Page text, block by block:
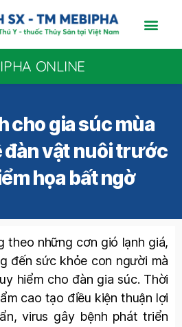
ONLINE
cho gia súc mùa
đàn vật nuôi trước
họa bất ngờ
theo những cơn gió lạnh giá,
đến sức khỏe con người mà
hiểm cho đàn gia súc. Thời
cao tạo điều kiện thuận lợi
virus gây bệnh phát triển